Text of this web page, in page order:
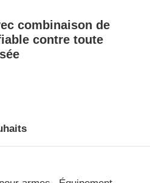
combinaison de
contre toute